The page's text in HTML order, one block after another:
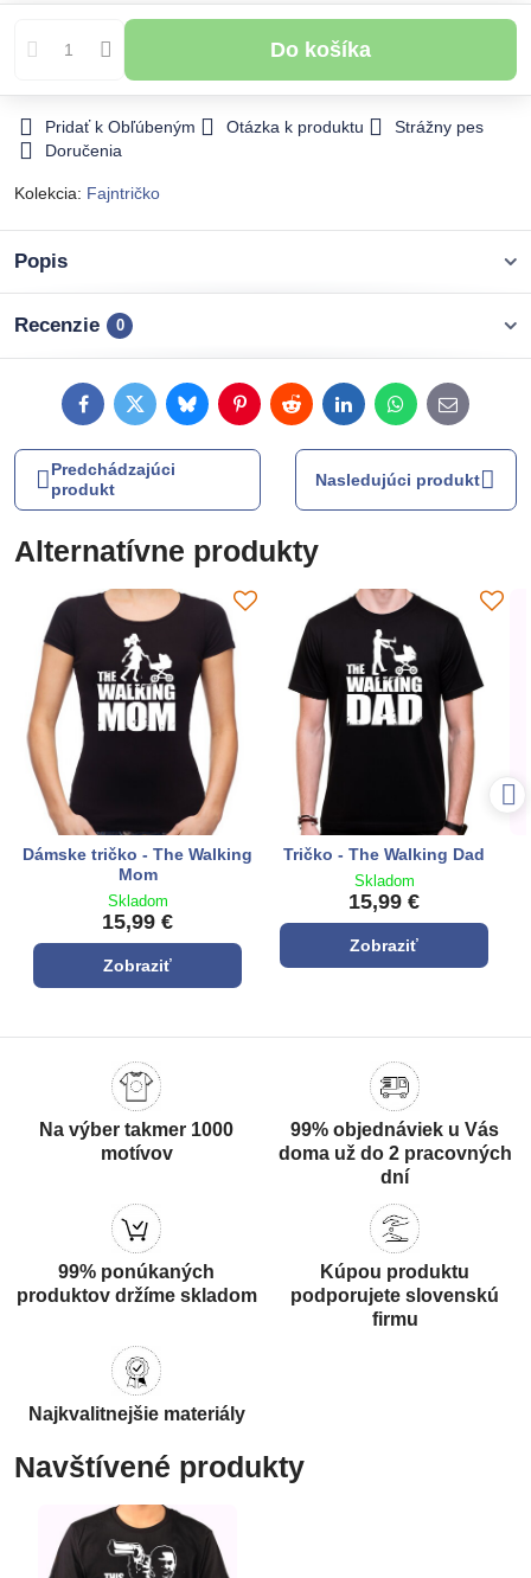
Do košíka
Pridať k Obľúbeným Otázka k produktu
Strážny pes
Doručenia
Kolekcia: Fajntričko
Popis
Recenzie 0
FacebookTwitterBlueskyPinterestRedditLinkedInWhatsApp
E-
mail
Predchádzajúci
produkt
Nasledujúci produkt
Alternatívne produkty
Dámske tričko - The Walking
Mom
Skladom
15,99 €
Zobraziť
Tričko - The Walking Dad
Skladom
15,99 €
Zobraziť
Na výber takmer 1000
motívov
99% objednáviek u Vás
doma už do 2 pracovných
dní
99% ponúkaných
produktov držíme skladom
Kúpou produktu
podporujete slovenskú
firmu
Najkvalitnejšie materiály
Navštívené produkty